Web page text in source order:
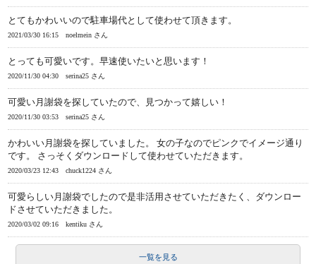
とてもかわいいので駐車場代として使わせて頂きます。
2021/03/30 16:15 noelmein さん
とっても可愛いです。早速使いたいと思います！
2020/11/30 04:30 serina25 さん
可愛い月謝袋を探していたので、見つかって嬉しい！
2020/11/30 03:53 serina25 さん
かわいい月謝袋を探していました。 女の子なのでピンクでイメージ通り
です。 さっそくダウンロードして使わせていただきます。
2020/03/23 12:43 chuck1224 さん
可愛らしい月謝袋でしたので是非活用させていただきたく、ダウンロー
ドさせていただきました。
2020/03/02 09:16 kentiku さん
一覧を見る